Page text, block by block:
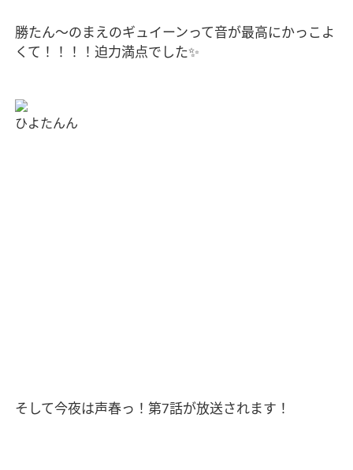
勝たん〜のまえのギュイーンって音が最高にかっこよ
くて！！！！迫力満点でした✨
ひよたんん
そして今夜は声春っ！第7話が放送されます！